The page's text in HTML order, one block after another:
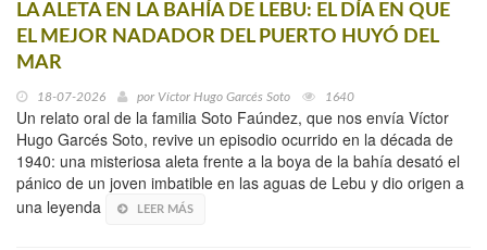
LA ALETA EN LA BAHÍA DE LEBU: EL DÍA EN QUE
EL MEJOR NADADOR DEL PUERTO HUYÓ DEL
MAR
18-07-2026 por Víctor Hugo Garcés Soto 1640
Un relato oral de la familia Soto Faúndez, que nos envía Víctor
Hugo Garcés Soto, revive un episodio ocurrido en la década de
1940: una misteriosa aleta frente a la boya de la bahía desató el
pánico de un joven imbatible en las aguas de Lebu y dio origen a
una leyenda
LEER MÁS